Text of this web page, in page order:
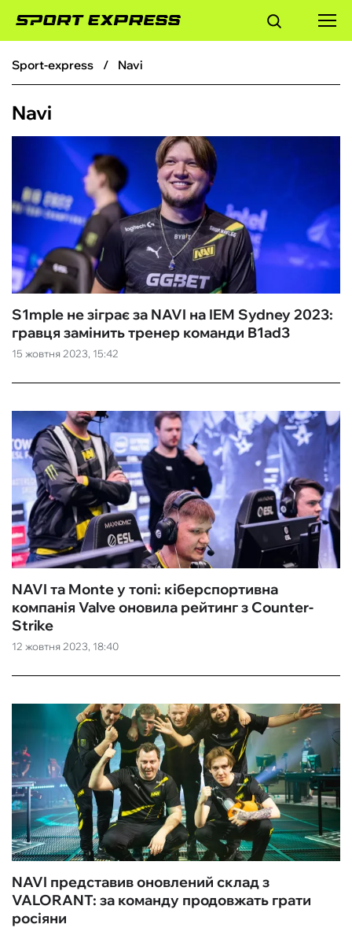
ФУТБОЛ
ХОКЕЙ
ТЕНІС
КІБЕРСПОРТ
ЧС-2026
ФУТЗАЛ
ІНШІ
БУКМЕКЕРИ
sport-express Navi
Navi
15 жовтня 2023, 15:42
S1mple не зіграє за NAVI на IEM Sydney 2023:
гравця замінить тренер команди B1ad3
12 жовтня 2023, 18:40
NAVI та Monte у топі: кіберспортивна
компанія Valve оновила рейтинг з Counter-
Strike
NAVI представив оновлений склад з
VALORANT: за команду продовжать грати
росіяни